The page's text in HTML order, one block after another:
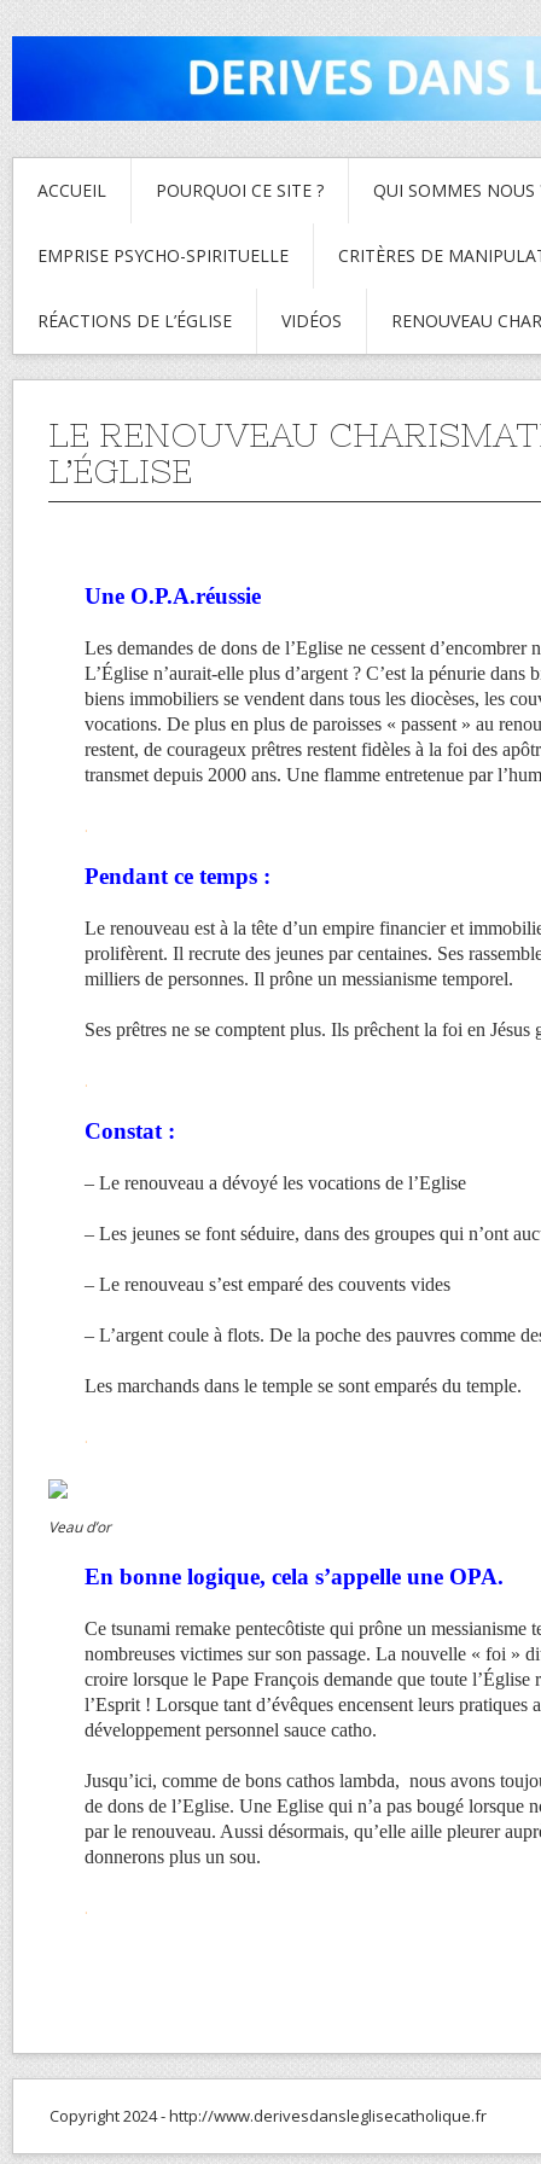
ACCUEIL POURQUOI CE SITE ? QUI SOMMES NOUS
EMPRISE PSYCHO-SPIRITUELLE CRITÈRES DE
RÉACTIONS DE L’ÉGLISE VIDÉOS RENOUVEAU
LE RENOUVEAU
L’ÉGLISE
Une O.P.A.réussie
Les demandes de dons de l’Eglise ne cessent d’encombrer
L’Église n’aurait-elle plus d’argent ? C’est la pénurie dans
biens immobiliers se vendent dans tous les diocèses, les
vocations. De plus en plus de paroisses « passent » au
restent, de courageux prêtres restent fidèles à la foi des
transmet depuis 2000 ans. Une flamme entretenue par
.
Pendant ce temps :
Le renouveau est à la tête d’un empire financier et
prolifèrent. Il recrute des jeunes par centaines. Ses
milliers de personnes. Il prône un messianisme temporel.
Ses prêtres ne se comptent plus. Ils prêchent la foi en Jésus
.
Constat :
– Le renouveau a dévoyé les vocations de l’Eglise
– Les jeunes se font séduire, dans des groupes qui n’ont
– Le renouveau s’est emparé des couvents vides
– L’argent coule à flots. De la poche des pauvres comme
Les marchands dans le temple se sont emparés du temple.
.
Veau d’or
En bonne logique, cela s’appelle une OPA.
Ce tsunami remake pentecôtiste qui prône un messianisme
nombreuses victimes sur son passage. La nouvelle « foi »
croire lorsque le Pape François demande que toute l’Église
l’Esprit ! Lorsque tant d’évêques encensent leurs pratiques
développement personnel sauce catho.
Jusqu’ici, comme de bons cathos lambda, nous avons
de dons de l’Eglise. Une Eglise qui n’a pas bougé lorsque
par le renouveau. Aussi désormais, qu’elle aille pleurer
donnerons plus un sou.
.
Copyright 2024 - http://www.derivesdansleglisecatholique.fr